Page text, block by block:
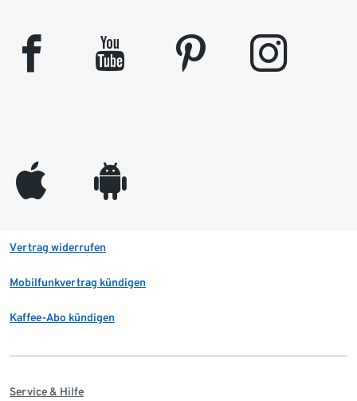
facebook youtube pinterest instagram
appleinc android
Vertrag widerrufen
Mobilfunkvertrag kündigen
Kaffee-Abo kündigen
Service & Hilfe